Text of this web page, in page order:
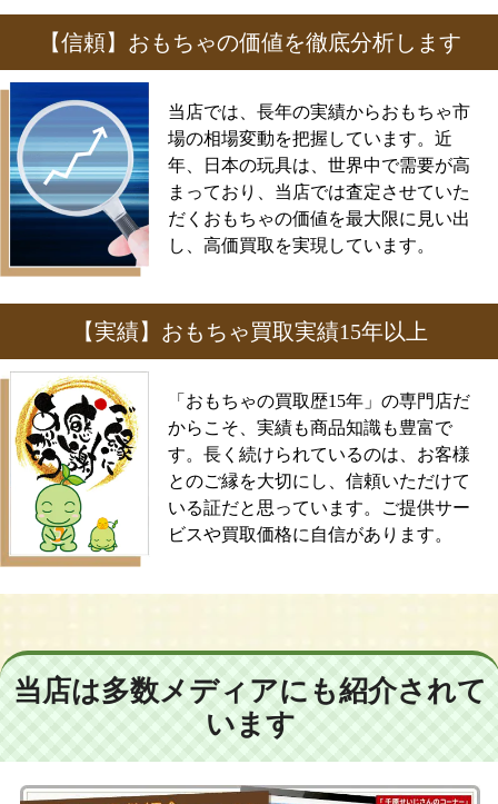
【信頼】おもちゃの価値を徹底分析します
当店では、長年の実績からおもちゃ市
場の相場変動を把握しています。近
年、日本の玩具は、世界中で需要が高
まっており、当店では査定させていた
だくおもちゃの価値を最大限に見い出
し、高価買取を実現しています。
【実績】おもちゃ買取実績15年以上
「おもちゃの買取歴15年」の専門店だ
からこそ、実績も商品知識も豊富で
す。長く続けられているのは、お客様
とのご縁を大切にし、信頼いただけて
いる証だと思っています。ご提供サー
ビスや買取価格に自信があります。
当店は多数メディアにも紹介されて
います